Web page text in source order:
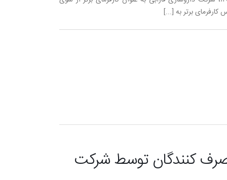
برتر به [...]
کنندگان توسط شرکت